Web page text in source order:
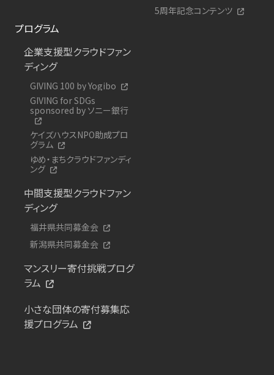
5周年記念コンテンツ
プログラム
企業支援型クラウドファン
ディング
GIVING 100 by Yogibo
GIVING for SDGs
sponsored by ソニー銀行
ケイズハウスNPO助成プロ
グラム
ゆめ・まちクラウドファンディ
ング
中間支援型クラウドファン
ディング
福井県共同募金会
新潟県共同募金会
マンスリー寄付挑戦プログ
ラム
小さな団体の寄付募集応
援プログラム